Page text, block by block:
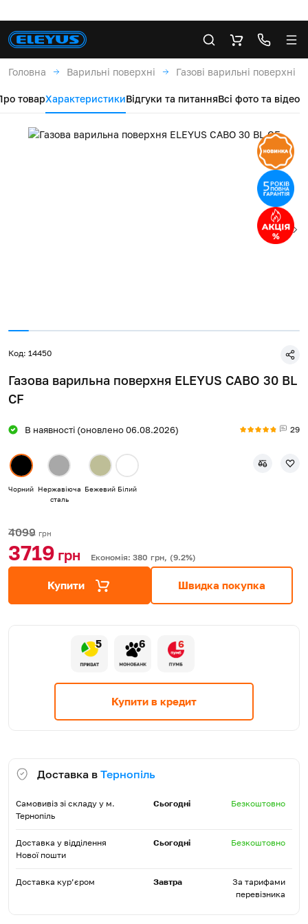
Головна Варильні поверхні Газові варильні поверхні
товарХарактеристикиВідгуки та питанняВсі фото та відео
Код: 14450
Газова варильна поверхня ELEYUS CABO 30 BL
CF
В наявності (оновлено 06.08.2026) 29
Чорний Нержавіюча
сталь
Бежевий Білий
4099 грн
3719 грн Економія: 380 грн, (9.2%)
Купити Швидка покупка
5 6 6
Купити в кредит
Доставка в Тернопіль
Самовивіз зі складу у м.
Тернопіль
Сьогодні Безкоштовно
Доставка у відділення
Нової пошти
Сьогодні Безкоштовно
Доставка кур’єром Завтра
За тарифами
перевізника